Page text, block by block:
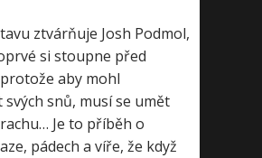
ztvárňuje Josh Podmol,
si stoupne před
aby mohl
snů, musí se umět
Je to příběh o
pádech a víře, že když